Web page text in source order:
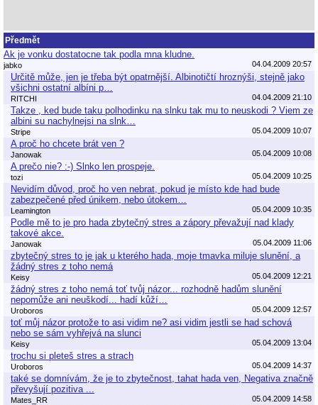
Předmět
Ak je vonku dostatocne tak podla mna kludne.
jabko 04.04.2009 20:57
Určitě může, jen je třeba být opatrnější. Albinotičtí hroznýši, stejně jako
všichni ostatní albíni p…
RITCHI 04.04.2009 21:10
Takze , ked bude taku polhodinku na slnku tak mu to neuskodi ? Viem ze
albini su nachylnejsi na slnk…
Stripe 05.04.2009 10:07
A proč ho chcete brát ven ?
Janowak 05.04.2009 10:08
A prečo nie? :-) Slnko len prospeje.
tozi 05.04.2009 10:25
Nevidím důvod, proč ho ven nebrat, pokud je místo kde had bude
zabezpečené před únikem, nebo útokem…
Leamington 05.04.2009 10:35
Podle mě to je pro hada zbytečný stres a zápory převažují nad klady
takové akce.
Janowak 05.04.2009 11:06
zbytečný stres to je jak u kterého hada, moje tmavka miluje slunění, a
žádný stres z toho nemá
Keisy 05.04.2009 12:21
žádný stres z toho nemá toť tvůj názor... rozhodně hadům slunění
nepomůže ani neuškodí... hadí kůží…
Uroboros 05.04.2009 12:57
toť můj názor protože to asi vidim ne? asi vidim jestli se had schová
nebo se sám vyhřejvá na slunci
Keisy 05.04.2009 13:04
trochu si pleteš stres a strach
Uroboros 05.04.2009 14:37
také se domnívám, že je to zbytečnost, tahat hada ven, Negativa značně
převyšují pozitiva ...
Mates_RR 05.04.2009 14:58